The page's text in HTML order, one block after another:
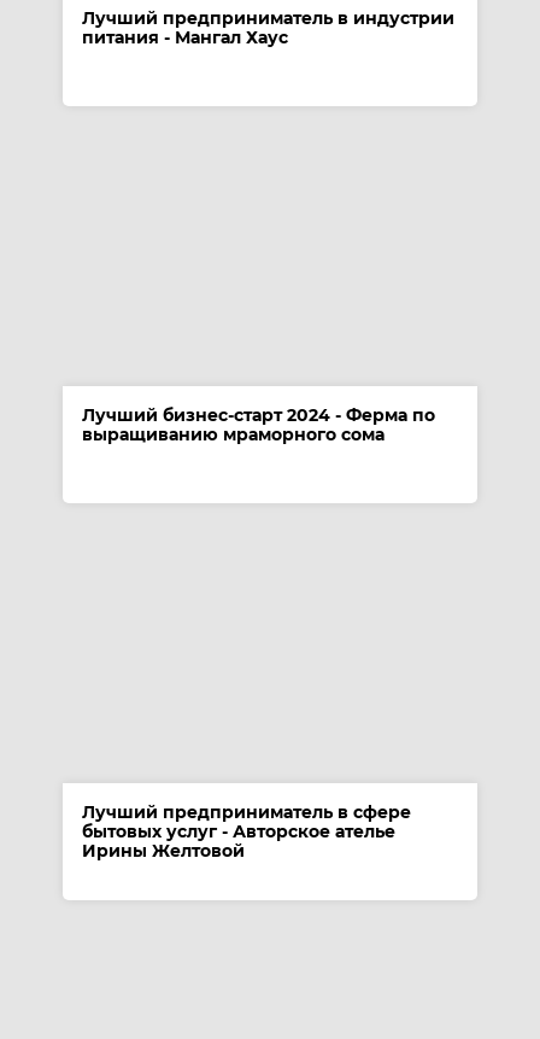
Лучший предприниматель в индустрии
питания - Мангал Хаус
Лучший бизнес-старт 2024 - Ферма по
выращиванию мраморного сома
Лучший предприниматель в сфере
бытовых услуг - Авторское ателье
Ирины Желтовой